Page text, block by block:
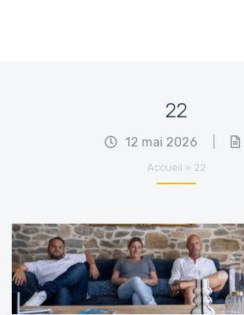
22
12 mai 2026
Accueil » 22